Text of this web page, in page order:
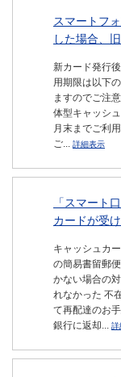
スマートフ
した場合、
新カード発行
用期限は以下
ますのでご注
体型キャッシ
月末までご利
ご... 詳細表示
「スマート
カードが受
キャッシュカ
の簡易書留郵
かない場合の
れなかった 不
て再配達のお
銀行に返却... 詳